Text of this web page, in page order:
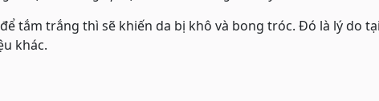
tắm trắng thì sẽ khiến da bị khô và bong tróc. Đó là lý do
khác.